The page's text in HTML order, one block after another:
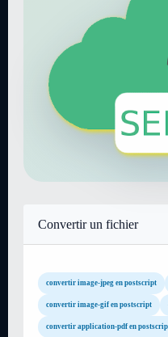
Convertir un fichier
convertir image-jpeg en postscript
convertir image-gif en postscript
convertir application-pdf en